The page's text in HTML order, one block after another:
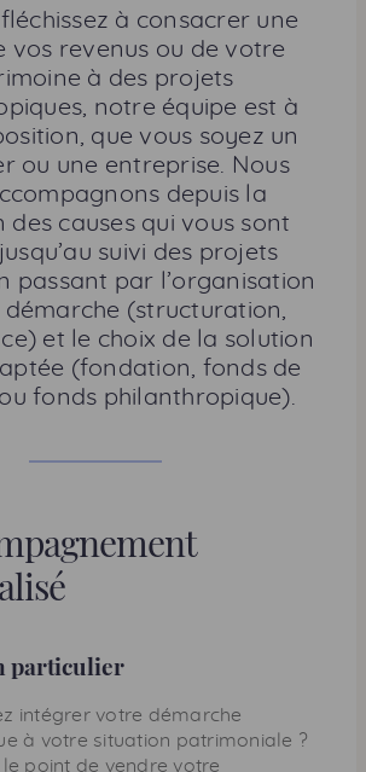
r
t
a
g
e
r
c
e
t
t
e
p
a
g
à consacrer une
vos revenus ou de votre
à des projets
notre équipe est à
que vous soyez un
ou une entreprise. Nous
depuis la
des causes qui vous sont
suivi des projets
passant par l’organisation
(structuration,
et le choix de la solution
(fondation, fonds de
fonds philanthropique).
particulier
intégrer votre démarche
à votre situation patrimoniale ?
point de vendre votre